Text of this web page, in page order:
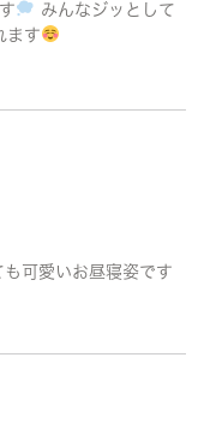
みんなジッとして
ます
可愛いお昼寝姿です